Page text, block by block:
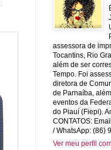
assessora de
Tocantins, Rio
além de ser
Tempo. Foi
diretora de
de Parnaíba,
eventos da
do Piauí (Fiepi).
CONTATOS:
/ WhatsApp: (86)
Ver meu perfil